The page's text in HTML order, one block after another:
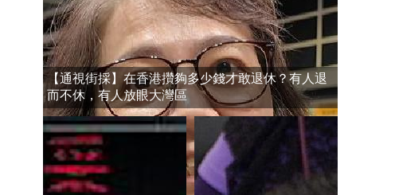
【通視街採】在香港攢夠多少錢才敢退休？有人退
而不休，有人放眼大灣區